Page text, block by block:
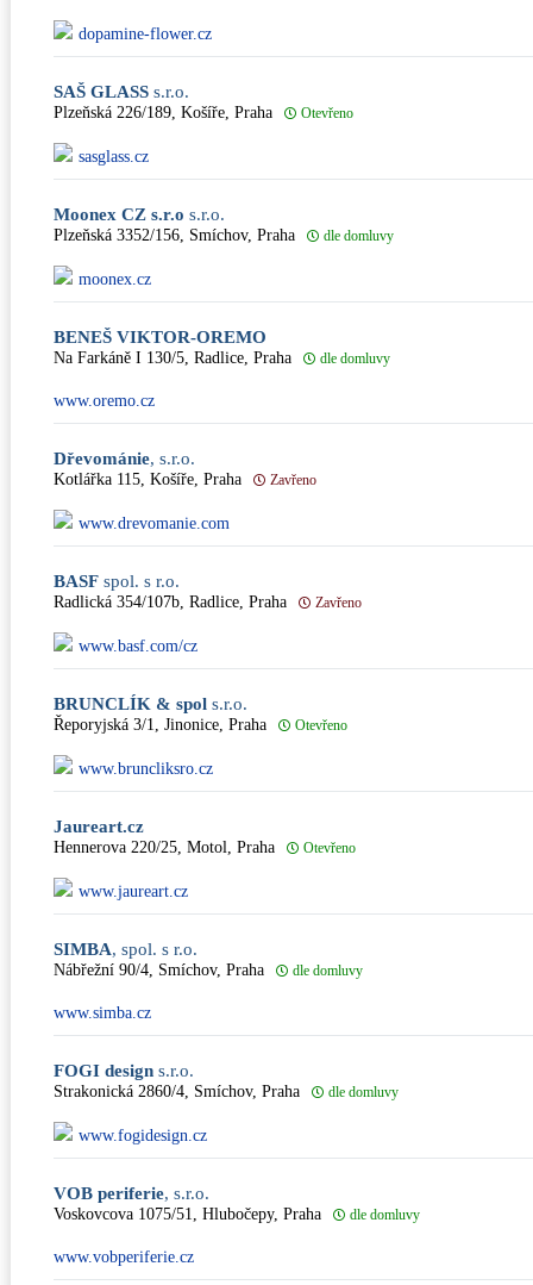
dopamine-flower.cz
SAŠ GLASS s.r.o.
Plzeňská 226/189, Košíře, Praha Otevřeno
sasglass.cz
Moonex CZ s.r.o s.r.o.
Plzeňská 3352/156, Smíchov, Praha dle domluvy
moonex.cz
BENEŠ VIKTOR-OREMO
Na Farkáně I 130/5, Radlice, Praha dle domluvy
www.oremo.cz
Dřevománie, s.r.o.
Kotlářka 115, Košíře, Praha Zavřeno
www.drevomanie.com
BASF spol. s r.o.
Radlická 354/107b, Radlice, Praha Zavřeno
www.basf.com/cz
BRUNCLÍK & spol s.r.o.
Řeporyjská 3/1, Jinonice, Praha Otevřeno
www.bruncliksro.cz
Jaureart.cz
Hennerova 220/25, Motol, Praha Otevřeno
www.jaureart.cz
SIMBA, spol. s r.o.
Nábřežní 90/4, Smíchov, Praha dle domluvy
www.simba.cz
FOGI design s.r.o.
Strakonická 2860/4, Smíchov, Praha dle domluvy
www.fogidesign.cz
VOB periferie, s.r.o.
Voskovcova 1075/51, Hlubočepy, Praha dle domluvy
www.vobperiferie.cz